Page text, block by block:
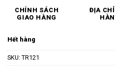
CHÍNH SÁCH
GIAO HÀNG
ĐỊA
Hết hàng
SKU: TR121